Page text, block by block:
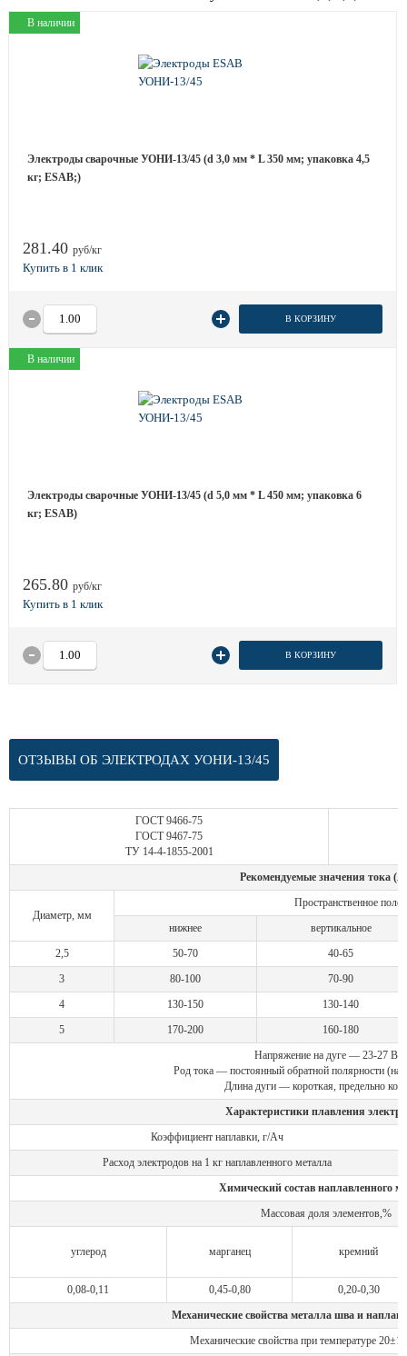
В наличии
Электроды сварочные УОНИ-13/45 (d 3,0 мм * L 350 мм; упаковка 4,5
кг; ESAB;)
281.40 руб/кг
В КОРЗИНУ
В наличии
Электроды сварочные УОНИ-13/45 (d 5,0 мм * L 450 мм; упаковка 6
кг; ESAB)
265.80 руб/кг
В КОРЗИНУ
ОТЗЫВЫ ОБ ЭЛЕКТРОДАХ УОНИ-13/45
ГОСТ 9466-75
ГОСТ 9467-75
ТУ 14-4-1855-2001
Рекомендуемые значения тока
Диаметр, мм
Пространственное
нижнее
вертикальное
2,5
50-70
40-65
3
80-100
70-90
4
130-150
130-140
5
170-200
160-180
Напряжение на дуге — 23-27 В
Род тока — постоянный обратной полярности (на
Длина дуги — короткая, предельно
Характеристики плавления
Коэффициент наплавки, г/Ач
Расход электродов на 1 кг наплавленного металла
Химический состав наплавленного
Массовая доля элементов,%
углерод марганец кремний
0,08-0,11 0,45-0,80
0,20-0,30
Механические свойства металла шва и
Механические свойства при температуре